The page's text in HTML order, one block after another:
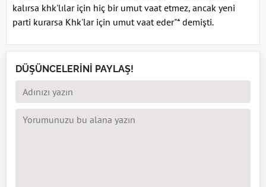
kalırsa khk'lılar için hiç bir umut vaat etmez, ancak yeni
parti kurarsa Khk'lar için umut vaat eder"* demişti.
DÜŞÜNCELERİNİ PAYLAŞ!